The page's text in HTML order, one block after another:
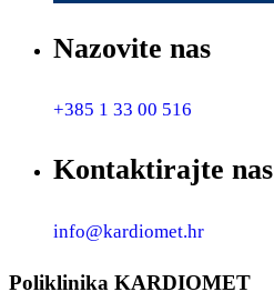
Nazovite nas
+385 1 33 00 516
Kontaktirajte nas
info@kardiomet.hr
Poliklinika KARDIOMET